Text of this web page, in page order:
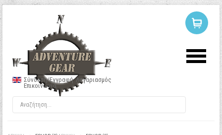
Σύνδεση/Εγγραφή Λογαριασμός
Επικοινωνία
ΣΥΝΔΕΣΗ
Κωδικός